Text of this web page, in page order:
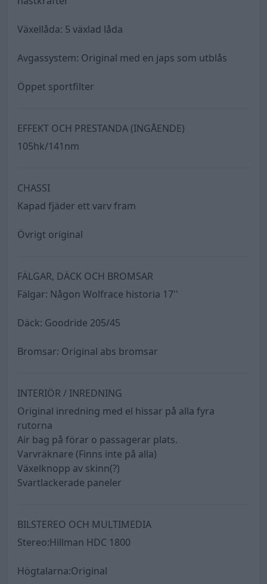
Växellåda: 5 växlad låda
Avgassystem: Original med en japs som utblås
Öppet sportfilter
EFFEKT OCH PRESTANDA (INGÅENDE)
105hk/141nm
CHASSI
Kapad fjäder ett varv fram
Övrigt original
FÄLGAR, DÄCK OCH BROMSAR
Fälgar: Någon Wolfrace historia 17''
Däck: Goodride 205/45
Bromsar: Original abs bromsar
INTERIÖR / INREDNING
Original inredning med el hissar på alla fyra
rutorna
Air bag på förar o passagerar plats.
Varvräknare (Finns inte på alla)
Växelknopp av skinn(?)
Svartlackerade paneler
BILSTEREO OCH MULTIMEDIA
Stereo:Hillman HDC 1800
Högtalarna:Original